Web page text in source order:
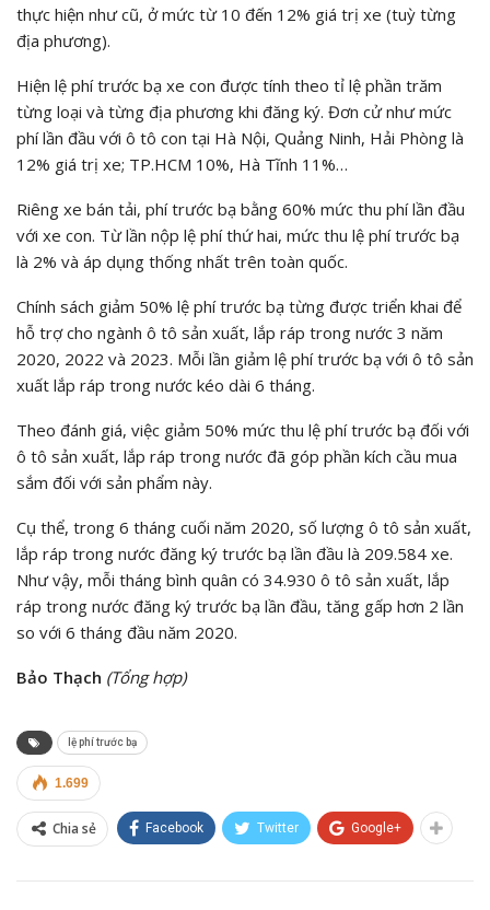
thực hiện như cũ, ở mức từ 10 đến 12% giá trị xe (tuỳ từng
địa phương).
Hiện lệ phí trước bạ xe con được tính theo tỉ lệ phần trăm
từng loại và từng địa phương khi đăng ký. Đơn cử như mức
phí lần đầu với ô tô con tại Hà Nội, Quảng Ninh, Hải Phòng là
12% giá trị xe; TP.HCM 10%, Hà Tĩnh 11%…
Riêng xe bán tải, phí trước bạ bằng 60% mức thu phí lần đầu
với xe con. Từ lần nộp lệ phí thứ hai, mức thu lệ phí trước bạ
là 2% và áp dụng thống nhất trên toàn quốc.
Chính sách giảm 50% lệ phí trước bạ từng được triển khai để
hỗ trợ cho ngành ô tô sản xuất, lắp ráp trong nước 3 năm
2020, 2022 và 2023. Mỗi lần giảm lệ phí trước bạ với ô tô sản
xuất lắp ráp trong nước kéo dài 6 tháng.
Theo đánh giá, việc giảm 50% mức thu lệ phí trước bạ đối với
ô tô sản xuất, lắp ráp trong nước đã góp phần kích cầu mua
sắm đối với sản phẩm này.
Cụ thể, trong 6 tháng cuối năm 2020, số lượng ô tô sản xuất,
lắp ráp trong nước đăng ký trước bạ lần đầu là 209.584 xe.
Như vậy, mỗi tháng bình quân có 34.930 ô tô sản xuất, lắp
ráp trong nước đăng ký trước bạ lần đầu, tăng gấp hơn 2 lần
so với 6 tháng đầu năm 2020.
Bảo Thạch (Tổng hợp)
lệ phí trước bạ
1.699
Chia sẻ Facebook Twitter Google+